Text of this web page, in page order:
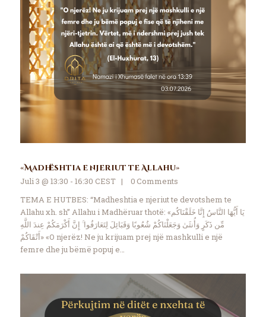
«Madhështia e njeriut te Allahu»
Juli 3 @ 13:30 - 16:30 CEST
0Comments
TEMA E HUTBES: “Madheshtia e njeriut te devotshem te
Allahu xh. sh” Allahu i Madhëruar thotë: «يَا أَيُّهَا النَّاسُ إِنَّا خَلَقْنَاكُم
مِّن ذَكَرٍ وَأُنثَىٰ وَجَعَلْنَاكُمْ شُعُوبًا وَقَبَائِلَ لِتَعَارَفُوا ۚ إِنَّ أَكْرَمَكُمْ عِندَ اللَّهِ
أَتْقَاكُمْ» «O njerëz! Ne ju krijuam prej një mashkulli e një
femre dhe ju bëmë popuj e…